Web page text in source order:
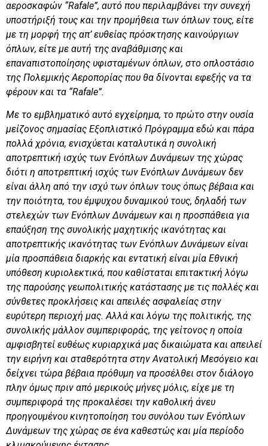
αεροσκαφών “Rafale”, αυτό που περιλαμβάνει την συνεχή
υποστήριξή τους και την προμήθεια των όπλων τους, είτε
με τη μορφή της απ’ ευθείας πρόσκτησης καινούργιων
όπλων, είτε με αυτή της αναβάθμισης και
επαναπιστοποίησης υφισταμένων όπλων, στο οπλοστάσιο
της Πολεμικής Αεροπορίας που θα δίνονται εφεξής να τα
φέρουν και τα “Rafale”.
Με το εμβληματικό αυτό εγχείρημα, το πρώτο στην ουσία
μείζονος σημασίας Εξοπλιστικό Πρόγραμμα εδώ και πάρα
πολλά χρόνια, ενισχύεται καταλυτικά η συνολική
αποτρεπτική ισχύς των Ενόπλων Δυνάμεων της χώρας
διότι η αποτρεπτική ισχύς των Ενόπλων Δυνάμεων δεν
είναι άλλη από την ισχύ των όπλων τους όπως βέβαια και
την ποιότητα, του έμψυχου δυναμικού τους, δηλαδή των
στελεχών των Ενόπλων Δυνάμεων και η προσπάθεια για
επαύξηση της συνολικής μαχητικής ικανότητας και
αποτρεπτικής ικανότητας των Ενόπλων Δυνάμεων είναι
μία προσπάθεια διαρκής και εντατική είναι μία Εθνική
υπόθεση κυριολεκτικά, που καθίσταται επιτακτική λόγω
της παρούσης γεωπολιτικής κατάστασης με τις πολλές και
σύνθετες προκλήσεις και απειλές ασφαλείας στην
ευρύτερη περιοχή μας. Αλλά και λόγω της πολιτικής, της
συνολικής μάλλον συμπεριφοράς, της γείτονος η οποία
αμφισβητεί ευθέως κυριαρχικά μας δικαιώματα και απειλεί
την ειρήνη και σταθερότητα στην Ανατολική Μεσόγειο και
δείχνει τώρα βέβαια πρόθυμη να προσέλθει στον διάλογο
πλην όμως πριν από μερικούς μήνες μόλις, είχε με τη
συμπεριφορά της προκαλέσει την καθολική άνευ
προηγουμένου κινητοποίηση του συνόλου των Ενόπλων
Δυνάμεων της χώρας σε ένα καθεστώς και μία περίοδο